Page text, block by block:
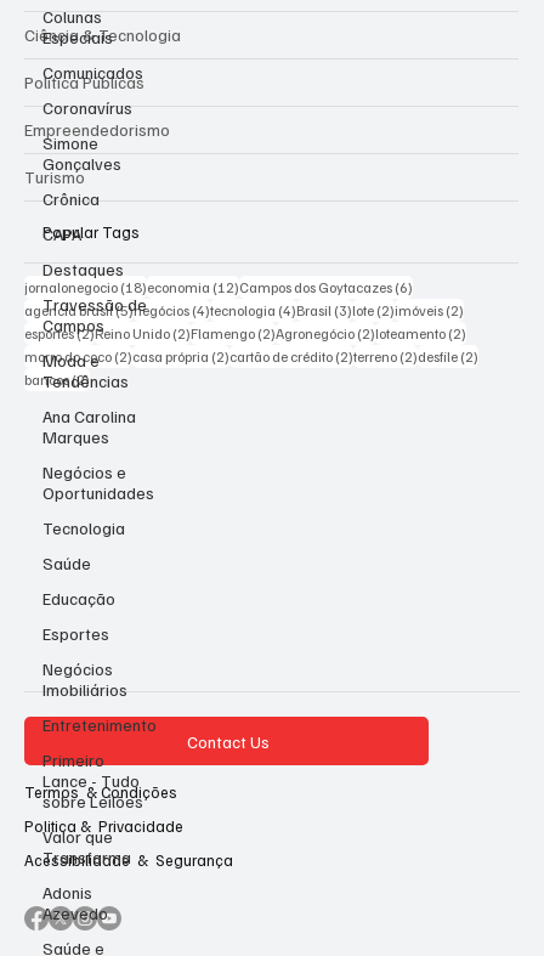
Colunas
Especiais
Comunicados
Coronavírus
Simone
Gonçalves
Crônica
CAPA
Destaques
Travessão de
Campos
Moda e
Tendências
Ana Carolina
Marques
Negócios e
Oportunidades
Tecnologia
Saúde
Educação
Esportes
Negócios
Imobiliários
Entretenimento
Primeiro
Lance - Tudo
sobre Leilões
Valor que
Transforma
Adonis
Azevedo
Saúde e
Ciência & Tecnologia
Política Públicas
Empreendedorismo
Turismo
Popular Tags
jornalonegocio (18)18 posts
economia (12)12 posts
Campos dos Goytacazes (6)
agencia brasil(5)5 posts
negócios (4)4 posts
tecnologia (4)4 posts
Brasil (3)3 posts
lote (2)2 posts
imóveis (2)
esportes(2)2 posts
Reino Unido (2)2 posts
Flamengo (2)2 posts
Agronegócio (2)2 posts
loteamento (2)
morro do coco (2)2 posts
casa própria (2)2 posts
cartão de crédito (2)2 posts
terreno (2)2 posts
desfile (2)
bancos(2)2 posts
Contact Us
Termos & Condições
Politica & Privacidade
Acessibilidade & Segurança